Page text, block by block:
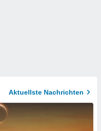
Aktuellste Nachrichten